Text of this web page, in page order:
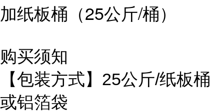
加纸板桶（25公斤/桶）
购买须知
【包装方式】25公斤/纸板桶
或铝箔袋